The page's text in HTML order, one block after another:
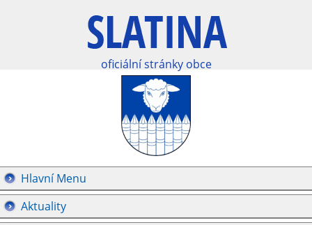
oficiální stránky obce
Hlavní Menu
Aktuality